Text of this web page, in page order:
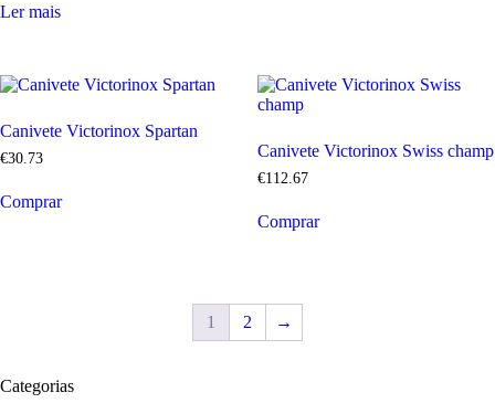
Ler mais
Canivete Victorinox Spartan
€30 73
Comprar
Canivete Victorinox Swiss champ
€112 67
Comprar
1 2 →
Categorias